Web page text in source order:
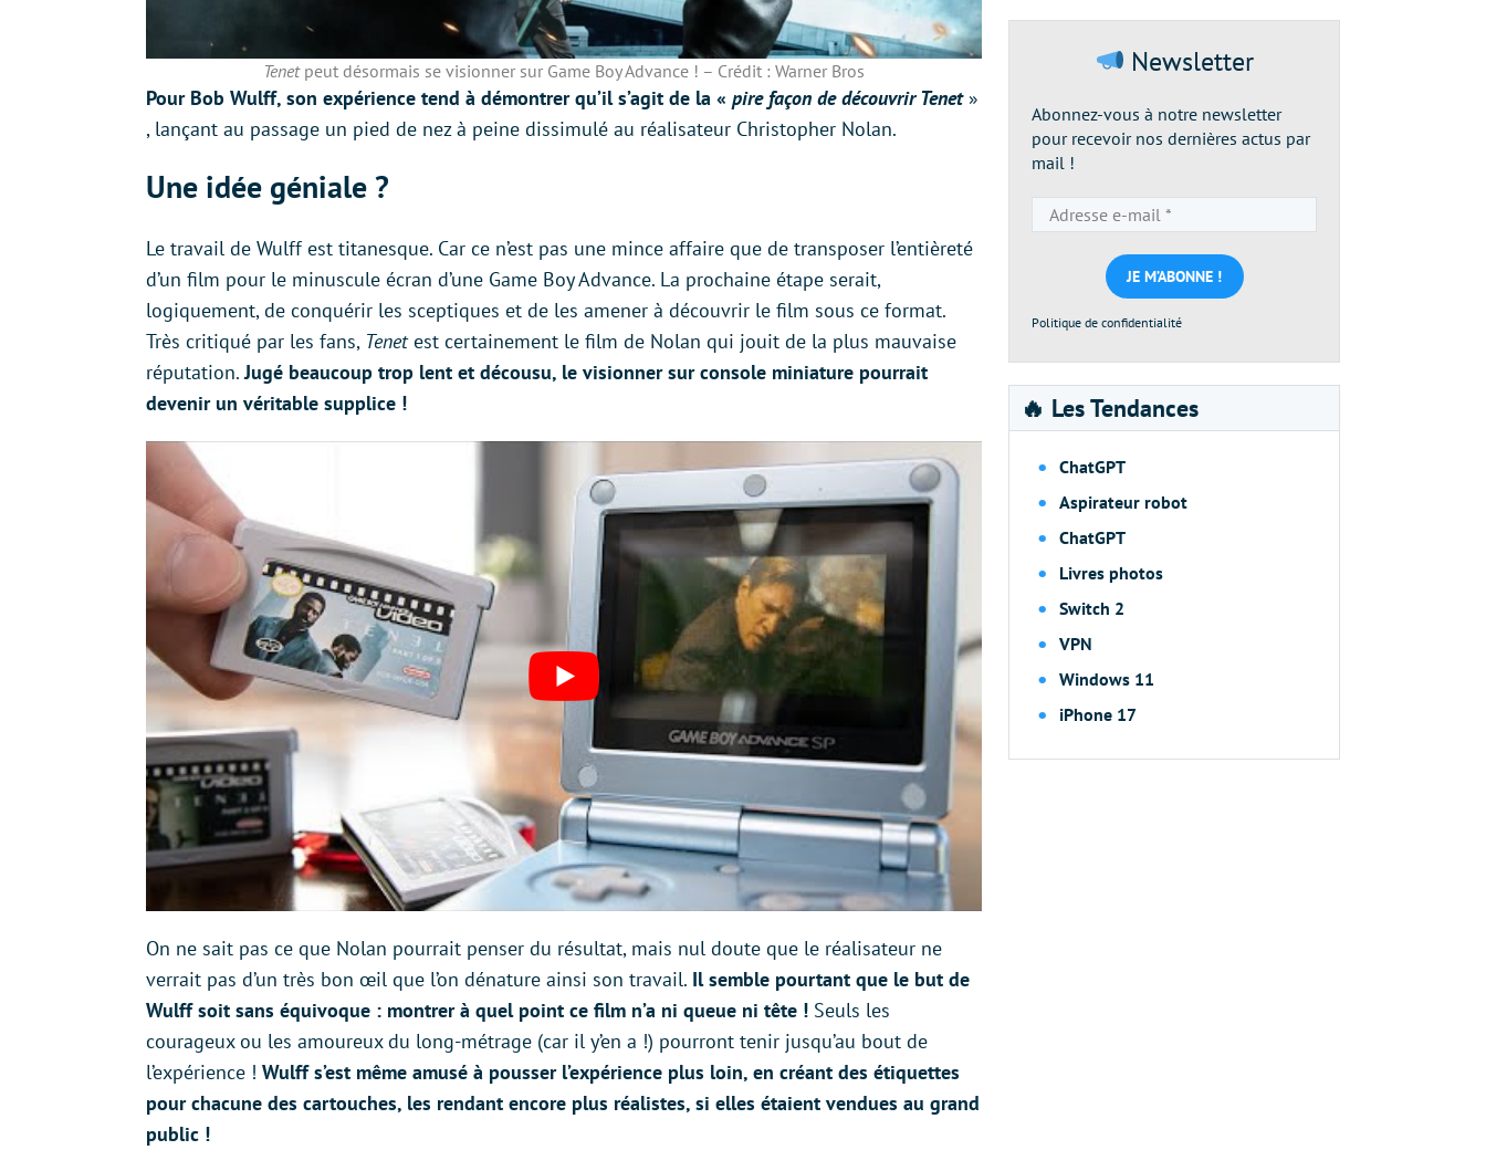
Tenetpeut désormais se visionner sur Game Boy Advance ! – Crédit : Warner Bros
Pour Bob Wulff, son expérience tend à démontrer qu’il s’agit de la « pire façon de découvrir Tenet»
, lançant au passage un pied de nez à peine dissimulé au réalisateur Christopher Nolan.
Une idée géniale ?
Le travail de Wulff est titanesque. Car ce n’est pas une mince affaire que de transposer l’entièreté
d’un film pour le minuscule écran d’une Game Boy Advance. La prochaine étape serait,
logiquement, de conquérir les sceptiques et de les amener à découvrir le film sous ce format.
Très critiqué par les fans, Tenetest certainement le film de Nolan qui jouit de la plus mauvaise
réputation.Jugé beaucoup trop lent et décousu, le visionner sur console miniature pourrait
devenir un véritable supplice !
On ne sait pas ce que Nolan pourrait penser du résultat, mais nul doute que le réalisateur ne
verrait pas d’un très bon œil que l’on dénature ainsi son travail. Il semble pourtant que le but de
Wulff soit sans équivoque : montrer à quel point ce film n’a ni queue ni tête ! Seuls les
courageux ou les amoureux du long-métrage (car il y’en a !) pourront tenir jusqu’au bout de
l’expérience ! Wulff s’est même amusé à pousser l’expérience plus loin, en créant des étiquettes
pour chacune des cartouches, les rendant encore plus réalistes, si elles étaient vendues au grand
public !
Newsletter
Abonnez-vous à notre newsletter
pour recevoir nos dernières actus par
mail !
e-
mail
*
Politique de confidentialité
🔥 Les Tendances
ChatGPT
Aspirateur robot
ChatGPT
Livres photos
Switch 2
VPN
Windows 11
iPhone 17